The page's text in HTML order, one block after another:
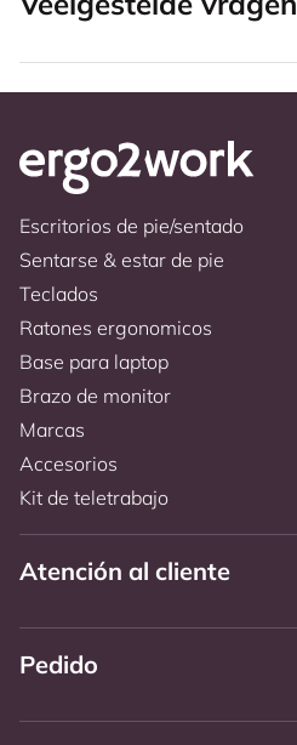
Escritorios de pie/sentado
Sentarse & estar de pie
Teclados
Ratones ergonomicos
Base para laptop
Brazo de monitor
Marcas
Accesorios
Kit de teletrabajo
Atención al cliente
Pedido